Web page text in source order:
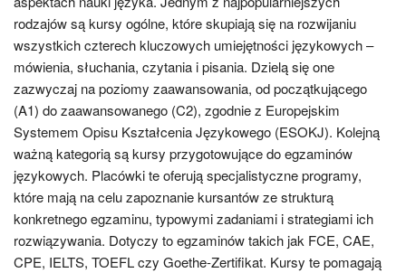
rodzajów są kursy ogólne, które skupiają się na rozwijaniu
wszystkich czterech kluczowych umiejętności językowych –
mówienia, słuchania, czytania i pisania. Dzielą się one
zazwyczaj na poziomy zaawansowania, od początkującego
(A1) do zaawansowanego (C2), zgodnie z Europejskim
Systemem Opisu Kształcenia Językowego (ESOKJ). Kolejną
ważną kategorią są kursy przygotowujące do egzaminów
językowych. Placówki te oferują specjalistyczne programy,
które mają na celu zapoznanie kursantów ze strukturą
konkretnego egzaminu, typowymi zadaniami i strategiami ich
rozwiązywania. Dotyczy to egzaminów takich jak FCE, CAE,
CPE, IELTS, TOEFL czy Goethe-Zertifikat. Kursy te pomagają